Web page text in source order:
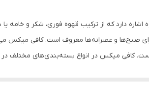
دارد که از ترکیب قهوه فوری، شکر و
صبح‌ها و عصرانه‌ها معروف است. کافی میکس
کافی میکس در انواع بسته‌بندی‌های مختلف
متعادل این نوشیدنی می‌تواند به بهبود خلق